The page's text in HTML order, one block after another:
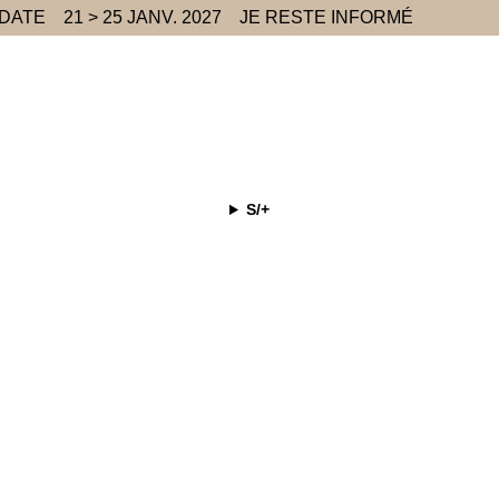
21 > 25 JANV. 2027 JE RESTE INFORMÉ
S/+